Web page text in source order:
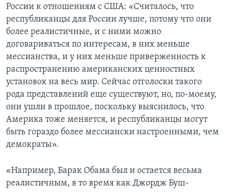
России к отношениям с США: «Считалось, что
республиканцы для России лучше, потому что они
более реалистичные, и с ними можно
договариваться по интересам, в них меньше
мессианства, и у них меньше приверженность к
распространению американских ценностных
установок на весь мир. Сейчас отголоски такого
рода представлений еще существуют, но, по-моему,
они ушли в прошлое, поскольку выяснилось, что
Америка тоже меняется, и республиканцы могут
быть гораздо более мессиански настроенными, чем
демократы».
«Например, Барак Обама был и остается весьма
реалистичным, в то время как Джордж Буш-